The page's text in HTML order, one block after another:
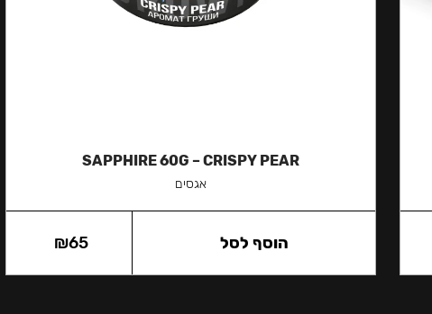
SAPPHIRE 60G – CRISPY PEAR
אגסים
₪65 הוסף לסל